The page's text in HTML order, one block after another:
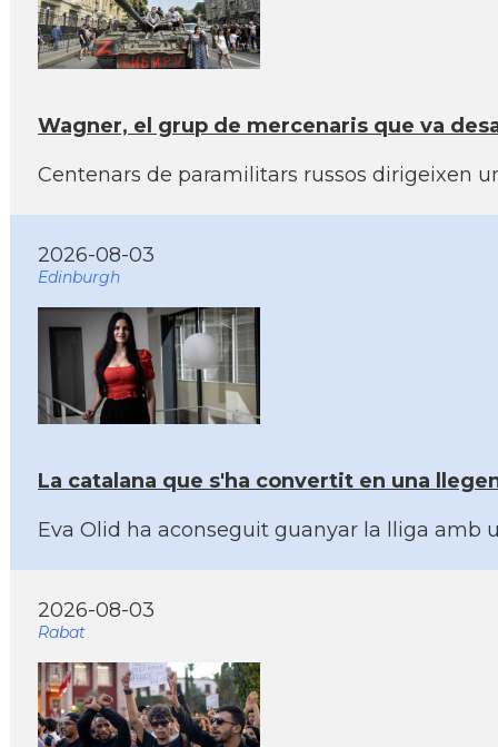
Wagner, el grup de mercenaris que va
Centenars de paramilitars russos dirigeixen
2026-08-03
Edinburgh
La catalana que s'ha convertit en una
Eva Olid ha aconseguit guanyar la lliga amb
2026-08-03
Rabat